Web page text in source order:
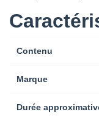
Contenu
Marque
Durée